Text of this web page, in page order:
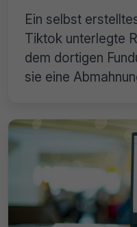
Ein selbst
Tiktok unterlegte
dem dortigen
sie eine